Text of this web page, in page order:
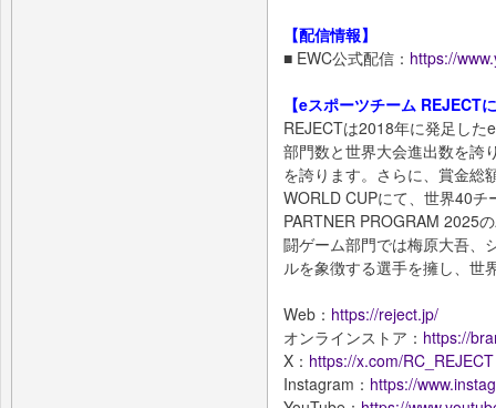
【配信情報】
■ EWC公式配信： https://
【eスポーツチーム REJECT
REJECTは2018年に発足し
部門数と世界大会進出数を誇
を誇ります。さらに、賞金総
WORLD CUPにて、世界40チ
PARTNER PROGRAM 2025
闘ゲーム部門では梅原大吾、
ルを象徴する選手を擁し、世
Web： https://reject.jp/
オンラインストア： https://
X： https://x.com/RC_REJECT
Instagram： https://